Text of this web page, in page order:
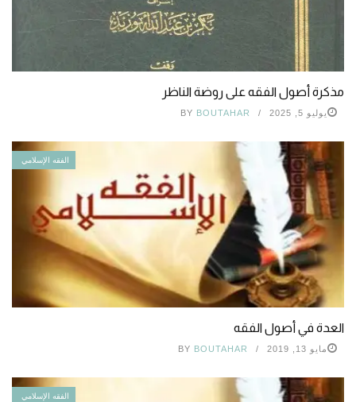
مذكرة أصول الفقه على روضة الناظر
يوليو 5, 2025 BY BOUTAHAR
الفقه الإسلامي
العدة في أصول الفقه
مايو 13, 2019 BY BOUTAHAR
الفقه الإسلامي